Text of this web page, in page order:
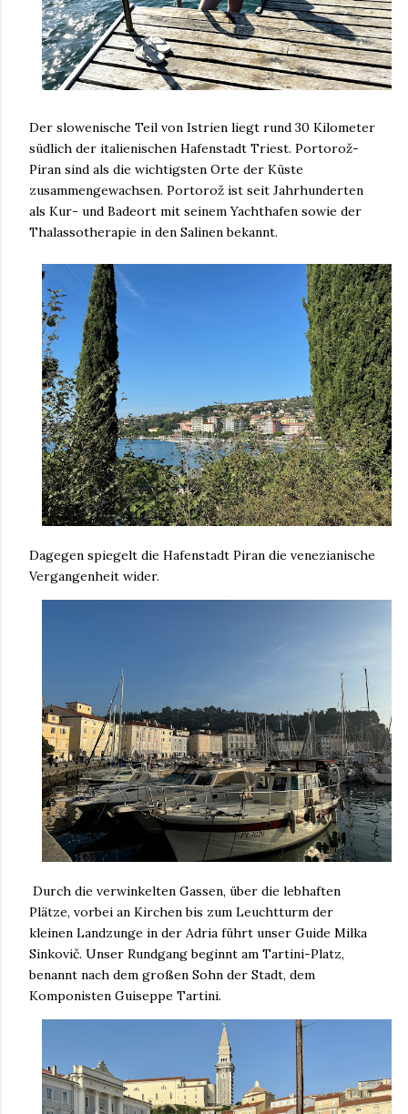
Der slowenische Teil von Istrien liegt rund 30 Kilometer
südlich der italienischen Hafenstadt Triest. Portorož-
Piran sind als die wichtigsten Orte der Küste
zusammengewachsen. Portorož ist seit Jahrhunderten
als Kur- und Badeort mit seinem Yachthafen sowie der
Thalassotherapie in den Salinen bekannt.
Dagegen spiegelt die Hafenstadt Piran die venezianische
Vergangenheit wider.
Durch die verwinkelten Gassen, über die lebhaften
Plätze, vorbei an Kirchen bis zum Leuchtturm der
kleinen Landzunge in der Adria führt unser Guide Milka
Sinkovič. Unser Rundgang beginnt am Tartini-Platz,
benannt nach dem großen Sohn der Stadt, dem
Komponisten Guiseppe Tartini.